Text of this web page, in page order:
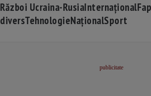
Război Ucraina-RusiaInternațional
diversTehnologieNaționalSport